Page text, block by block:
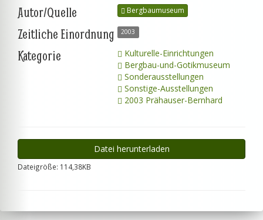
Autor/Quelle Bergbaumuseum
Zeitliche Einordnung 2003
Kategorie
Kulturelle-Einrichtungen
Bergbau-und-Gotikmuseum
Sonderausstellungen
Sonstige-Ausstellungen
2003 Prähauser-Bernhard
Datei herunterladen
Dateigröße: 114,38KB